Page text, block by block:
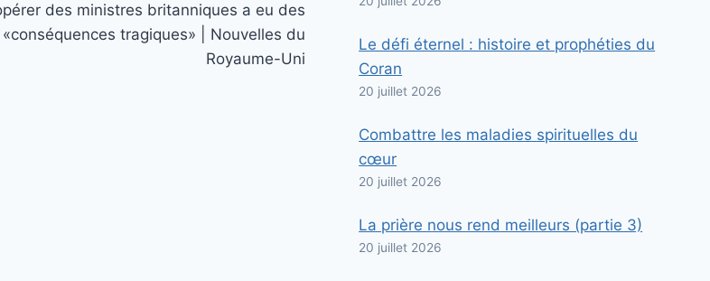
des ministres britanniques a eu des
«conséquences tragiques» | Nouvelles du
Royaume-Uni
Le défi éternel : histoire et prophéties du
Coran
20 juillet 2026
Combattre les maladies spirituelles du
cœur
20 juillet 2026
La prière nous rend meilleurs (partie 3)
20 juillet 2026